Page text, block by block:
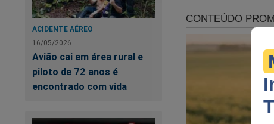
ACIDENTE AÉREO
16/05/2026
Avião cai em área rural e
piloto de 72 anos é
encontrado com vida
Precisamos da sua
https://
Não existe mais
O "sistema"